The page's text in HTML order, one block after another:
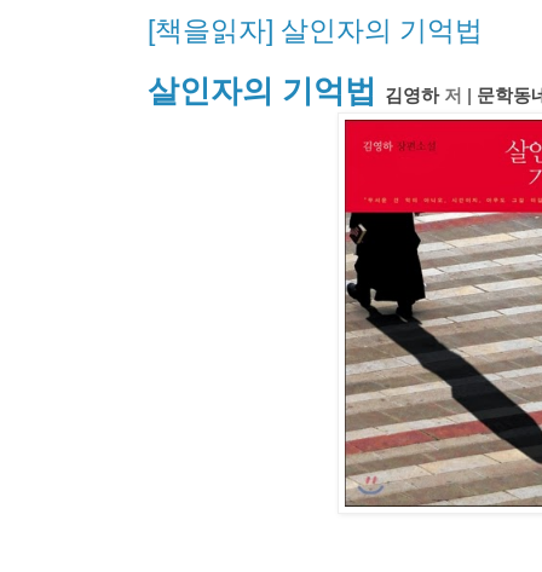
[책을읽자] 살인자의 기억법
살인자의 기억법 김영하저 | 문학동